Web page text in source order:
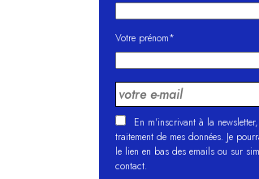
Votre prénom*
En m'inscrivant à la
traitement de mes données. Je
le lien en bas des emails ou sur
contact.